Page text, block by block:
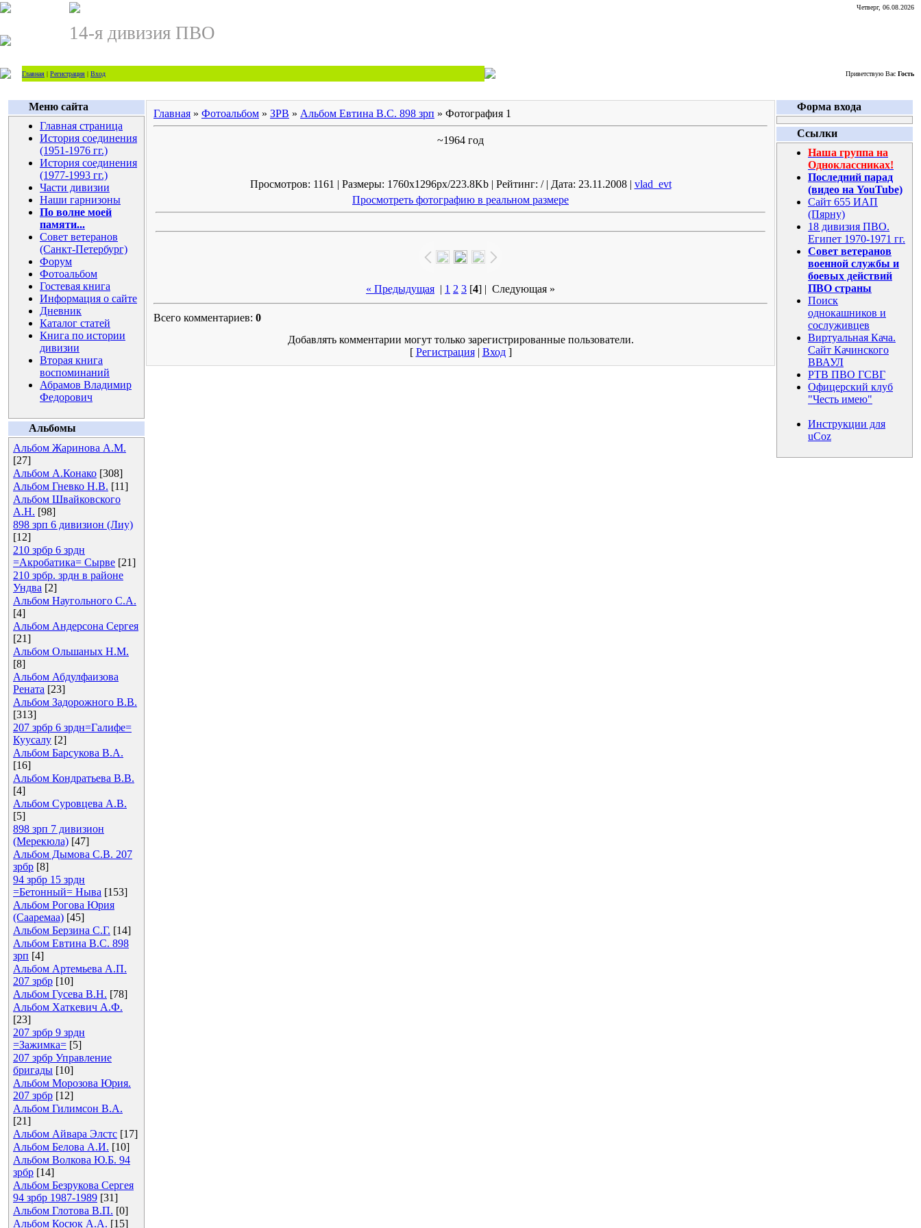
Четверг, 06.08.2026
14-я дивизия ПВО
Главная | Регистрация | Вход Приветствую Вас Гость
Меню сайта
Главная страница
История соединения
(1951-1976 гг.)
История соединения
(1977-1993 гг.)
Части дивизии
Наши гарнизоны
По волне моей
памяти...
Совет ветеранов
(Санкт-Петербург)
Форум
Фотоальбом
Гостевая книга
Информация о сайте
Дневник
Каталог статей
Книга по истории
дивизии
Вторая книга
воспоминаний
Абрамов Владимир
Федорович
Альбомы
Альбом Жаринова А.М.
[27]
Альбом А.Конако [308]
Альбом Гневко Н.В. [11]
Альбом Швайковского
А.Н. [98]
898 зрп 6 дивизион (Лиу)
[12]
210 зрбр 6 зрдн
=Акробатика= Сырве [21]
210 зрбр. зрдн в районе
Ундва [2]
Альбом Наугольного С.А.
[4]
Альбом Андерсона Сергея
[21]
Альбом Ольшаных Н.М.
[8]
Альбом Абдулфаизова
Рената [23]
Альбом Задорожного В.В.
[313]
207 зрбр 6 зрдн=Галифе=
Куусалу [2]
Альбом Барсукова В.А.
[16]
Альбом Кондратьева В.В.
[4]
Альбом Суровцева А.В.
[5]
898 зрп 7 дивизион
(Мерекюла) [47]
Альбом Дымова С.В. 207
зрбр [8]
94 зрбр 15 зрдн
=Бетонный= Ныва [153]
Альбом Рогова Юрия
(Сааремаа) [45]
Альбом Берзина С.Г. [14]
Альбом Евтина В.С. 898
зрп [4]
Альбом Артемьева А.П.
207 зрбр [10]
Альбом Гусева В.Н. [78]
Альбом Хаткевич А.Ф.
[23]
207 зрбр 9 зрдн
=Зажимка= [5]
207 зрбр Управление
бригады [10]
Альбом Морозова Юрия.
207 зрбр [12]
Альбом Гилимсон В.А.
[21]
Альбом Айвара Элстс [17]
Альбом Белова А.И. [10]
Альбом Волкова Ю.Б. 94
зрбр [14]
Альбом Безрукова Сергея
94 зрбр 1987-1989 [31]
Альбом Глотова В.П. [0]
Альбом Косюк А.А. [15]
Главная » Фотоальбом » ЗРВ » Альбом Евтина В.С. 898 зрп » Фотография 1
~1964 год
Просмотров: 1161 | Размеры: 1760x1296px/223.8Kb | Рейтинг: / | Дата: 23.11.2008 | vlad_evt
Просмотреть фотографию в реальном размере
« Предыдущая | 1 2 3 [4] | Следующая »
Всего комментариев: 0
Добавлять комментарии могут только зарегистрированные пользователи.
[ Регистрация| Вход]
Форма входа
Ссылки
Наша группа на
Одноклассниках!
Последний парад
(видео на YouTube)
Сайт 655 ИАП
(Пярну)
18 дивизия ПВО.
Египет 1970-1971 гг.
Совет ветеранов
военной службы и
боевых действий
ПВО страны
Поиск
однокашников и
сослуживцев
Виртуальная Кача.
Сайт Качинского
ВВАУЛ
РТВ ПВО ГСВГ
Офицерский клуб
"Честь имею"
Инструкции для
uCoz